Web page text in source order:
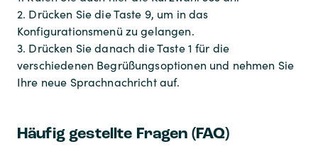
2. Drücken Sie die Taste 9, um in das
Konfigurationsmenü zu gelangen.
3. Drücken Sie danach die Taste 1 für die
verschiedenen Begrüßungsoptionen und nehmen Sie
Ihre neue Sprachnachricht auf.
Häufig gestellte Fragen (FAQ)